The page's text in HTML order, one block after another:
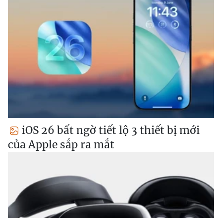
iOS 26 bất ngờ tiết lộ 3 thiết bị mới
của Apple sắp ra mắt